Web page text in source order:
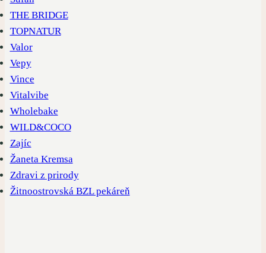
THE BRIDGE
TOPNATUR
Valor
Vepy
Vince
Vitalvibe
Wholebake
WILD&COCO
Zajíc
Žaneta Kremsa
Zdravi z prirody
Žitnoostrovská BZL pekáreň